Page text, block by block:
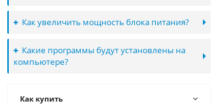
Как увеличить мощность блока питания?
Какие программы будут установлены на
компьютере?
Как купить